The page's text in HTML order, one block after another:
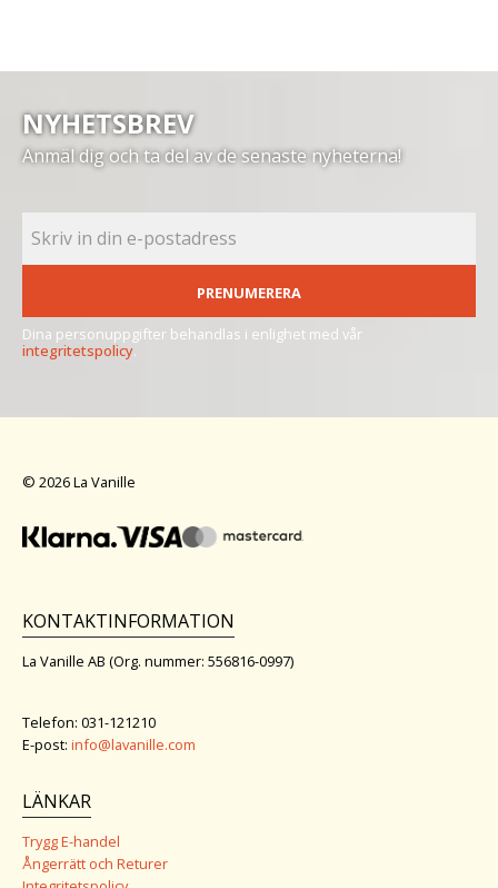
NYHETSBREV
Anmäl dig och ta del av de senaste nyheterna!
PRENUMERERA
Dina personuppgifter behandlas i enlighet med vår
integritetspolicy.
© 2026 La Vanille
KONTAKTINFORMATION
La Vanille AB (Org. nummer: 556816-0997)
Telefon: 031-121210
E-post: info@lavanille.com
LÄNKAR
Trygg E-handel
Ångerrätt och Returer